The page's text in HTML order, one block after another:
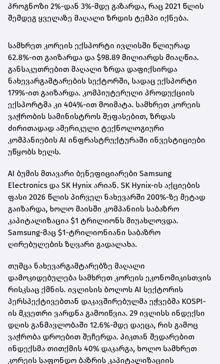
პროგნოზი 2%-დან 3%-მდე გაზარდა, რაც 2021 წლის
შემდეგ ყველაზე მაღალი ზრდის ტემპი იქნება.
სამხრეთ კორეის ექსპორტი ივლისში წლიურად
62.8%-ით გაიზარდა და $98.89 მილიარდს მიაღწია.
განსაკუთრებით მაღალი ზრდა დაფიქსირდა
ნახევარგამტარების სექტორში, სადაც ექსპორტი
179%-ით გაიზარდა. კომპიუტერული პროდუქციის
ექსპორტმა კი 404%-ით მოიმატა. სამხრეთ კორეის
ვაჭრობის სამინისტროს შეფასებით, ზრდას
ძირითადად ამერიკული ტექნოლოგიური
კომპანიების AI ინფრასტრუქტურაში ინვესტიციები
უწყობს ხელს.
AI ბუმის მთავარი ბენეფიციარები Samsung
Electronics და SK Hynix არიან. SK Hynix-ის აქციების
ფასი 2026 წლის პირველ ნახევარში 200%-ზე მეტად
გაიზარდა, ხოლო მაისში კომპანიის საბაზრო
კაპიტალიზაცია $1 ტრილიონს მიუახლოვდა.
Samsung-მაც $1-ტრილიონიანი საბაზრო
ღირებულების ზღვარი გადალახა.
თუმცა ნახევარგამტარებზე მაღალი
დამოკიდებულება სამხრეთ კორეის ეკონომიკისთვის
რისკსაც ქმნის. ივლისის ბოლოს AI სექტორის
პერსპექტივებთან დაკავშირებულმა ეჭვებმა KOSPI-
ის მკვეთრი ვარდნა გამოიწვია. 29 ივლისს ინდექსი
დღის განმავლობაში 12.6%-მდე დაეცა, რის გამოც
ვაჭრობა დროებით შეჩერდა. პიკთან შედარებით
ინდექსმა თითქმის 40% დაკარგა, ხოლო სამხრეთ
კორეის საფონდო ბაზრის კაპიტალიზაციის